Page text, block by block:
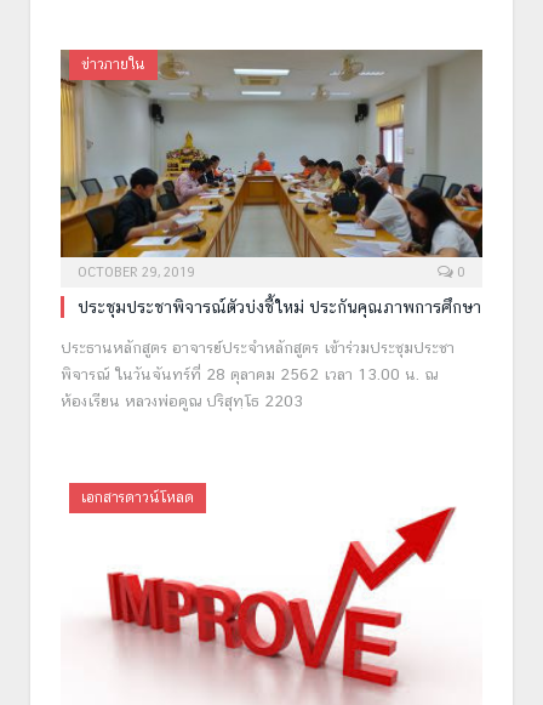
ข่าวภายใน
OCTOBER 29, 2019 0
ประชุมประชาพิจารณ์ตัวบ่งชี้ใหม่ ประกันคุณภาพการศึกษา
ประธานหลักสูตร อาจารย์ประจำหลักสูตร เข้าร่วมประชุมประชา
พิจารณ์ ในวันจันทร์ที่ 28 ตุลาคม 2562 เวลา 13.00 น. ณ
ห้องเรียน หลวงพ่อคูณ ปริสุทฺโธ 2203
เอกสารดาวน์โหลด